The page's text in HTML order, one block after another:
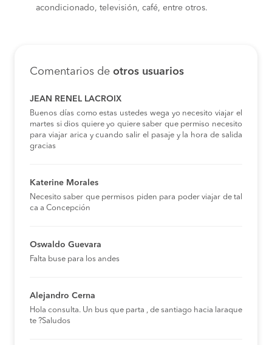
acondicionado, televisión, café, entre otros.
Comentarios de otros usuarios
JEAN RENEL LACROIX
Buenos días como estas ustedes wega yo necesito viajar el
martes si dios quiere yo quiere saber que permiso necesito
para viajar arica y cuando salir el pasaje y la hora de salida
gracias
Katerine Morales
Necesito saber que permisos piden para poder viajar de tal
ca a Concepción
Oswaldo Guevara
Falta buse para los andes
Alejandro Cerna
Hola consulta. Un bus que parta , de santiago hacia laraque
te ?Saludos